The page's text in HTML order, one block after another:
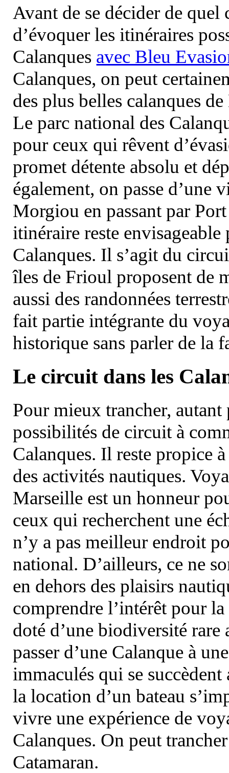
Avant de se décider de
d’évoquer les itinéraires
Calanques avec Bleu
Calanques, on peut
des plus belles calanques
Le parc national des
pour ceux qui rêvent
promet détente absolu et
également, on passe d’une
Morgiou en passant par
itinéraire reste
Calanques. Il s’agit du
îles de Frioul proposent de
aussi des randonnées
fait partie intégrante du
historique sans parler de la
Le circuit dans les
Pour mieux trancher, autant
possibilités de circuit à
Calanques. Il reste propice
des activités nautiques.
Marseille est un honneur
ceux qui recherchent une
n’y a pas meilleur endroit
national. D’ailleurs, ce ne
en dehors des plaisirs
comprendre l’intérêt pour
doté d’une biodiversité
passer d’une Calanque à
immaculés qui se
la location d’un bateau
vivre une expérience de
Calanques. On peut
Catamaran.